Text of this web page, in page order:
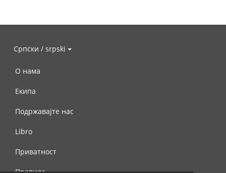
Српски / srpski
О нама
Екипа
Подржавајте нас
Libro
Приватност